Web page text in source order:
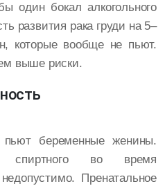
один бокал алкогольного
развития рака груди на 5–
которые вообще не пьют.
выше риски.
беременные женины.
спиртного во время
Пренатальное